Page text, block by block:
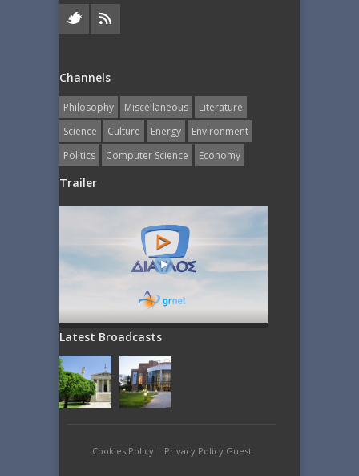
Channels
Philosophy Miscellaneous
Literature
Science
Culture Energy
Εnvironment
Politics
Computer Science Economy
Trailer
Latest Broadcasts
Cookies Policy| Privacy Policy Guest